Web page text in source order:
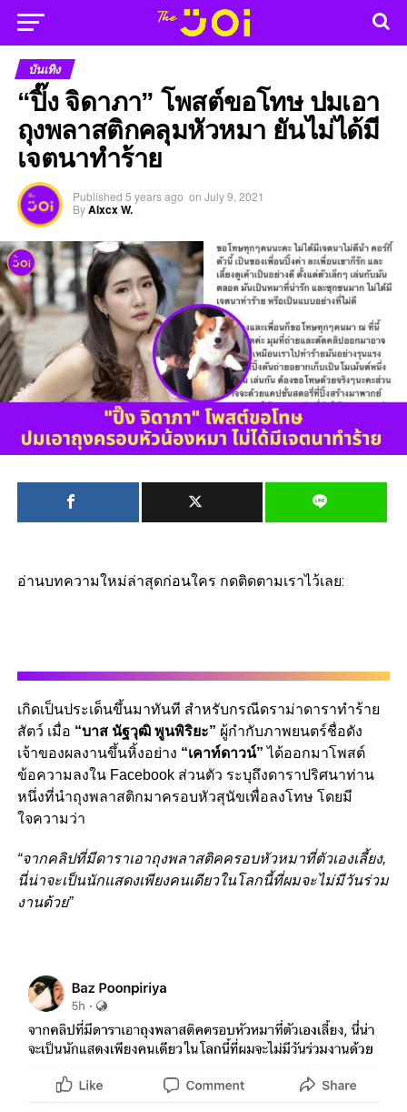
บันเทิง
“ปิ๊ง จิดาภา” โพสต์ขอโทษ ปมเอา
ถุงพลาสติกคลุมหัวหมา ยันไม่ได้มี
เจตนาทำร้าย
Published 5 years ago on July 9, 2021
ByAlxcx W.
อ่านบทความใหม่ล่าสุดก่อนใคร กดติดตามเราไว้เลย:
เกิดเป็นประเด็นขึ้นมาทันที สำหรับกรณีดราม่าดาราทำร้าย
สัตว์ เมื่อ “บาส นัฐวุฒิ พูนพิริยะ” ผู้กำกับภาพยนตร์ชื่อดัง
เจ้าของผลงานขึ้นหิ้งอย่าง “เคาท์ดาวน์”ได้ออกมาโพสต์
ข้อความลงใน Facebook ส่วนตัว ระบุถึงดาราปริศนาท่าน
หนึ่งที่นำถุงพลาสติกมาครอบหัวสุนัขเพื่อลงโทษ โดยมี
ใจความว่า
“จากคลิปที่มีดาราเอาถุงพลาสติคครอบหัวหมาที่ตัวเองเลี้ยง,
นี่น่าจะเป็นนักแสดงเพียงคนเดียวในโลกนี้ที่ผมจะไม่มีวันร่วม
งานด้วย”